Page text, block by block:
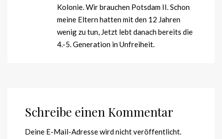
Kolonie. Wir brauchen Potsdam II. Schon
meine Eltern hatten mit den 12 Jahren
wenig zu tun, Jetzt lebt danach bereits die
4.-5. Generation in Unfreiheit.
Schreibe einen Kommentar
Deine E-Mail-Adresse wird nicht veröffentlicht.